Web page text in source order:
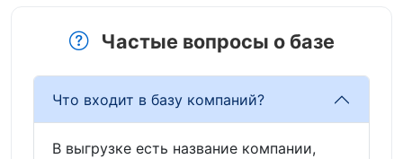
Частые вопросы о базе
Что входит в базу компаний?
В выгрузке есть название компании,